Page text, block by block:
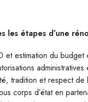
les étapes d’une
estimation du budget
tradition et respect de
corps d’état en